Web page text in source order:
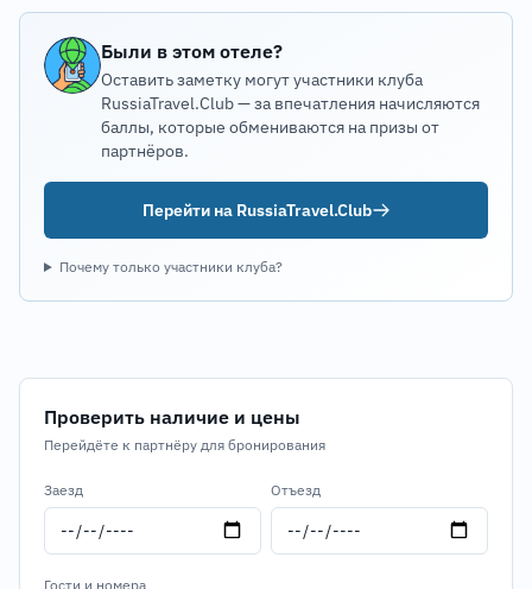
Были в этом отеле?
Оставить заметку могут участники клуба
RussiaTravel.Club — за впечатления начисляются
баллы, которые обмениваются на призы от
партнёров.
Перейти на RussiaTravel.Club
Почему только участники клуба?
Проверить наличие и цены
Перейдёте к партнёру для бронирования
Заезд Отъезд
Гости и номера